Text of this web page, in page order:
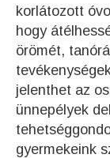
korlátozott
hogy
örömét,
jelenthet az
ünnepélyek
gyermekeink